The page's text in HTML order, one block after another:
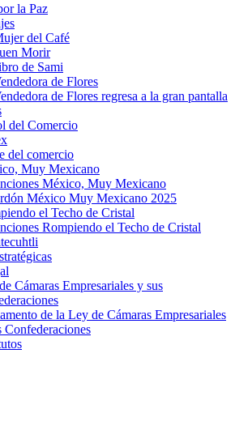
la Paz
del Café
Morir
de Sami
de Flores
de Flores regresa a la gran pantalla
del Comercio
del comercio
Muy Mexicano
México, Muy Mexicano
México Muy Mexicano 2025
el Techo de Cristal
Rompiendo el Techo de Cristal
Cámaras Empresariales y sus
de la Ley de Cámaras Empresariales
Confederaciones